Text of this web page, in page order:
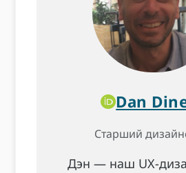
Dan
Старший
Дэн — наш UX-